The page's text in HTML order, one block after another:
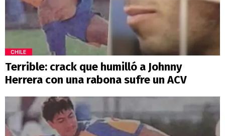
CHILE
Terrible: crack que humilló a Johnny
Herrera con una rabona sufre un ACV